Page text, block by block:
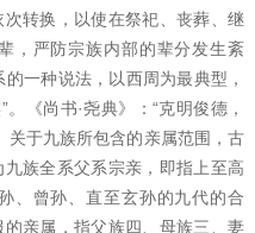
转换，以使在祭祀、丧葬、继
，严防宗族内部的辈分发生紊
一种说法，以西周为最典型，
《尚书·尧典》：“克明俊德，
于九族所包含的亲属范围，古
族全系父系宗亲，即指上至高
、曾孙、直至玄孙的九代的合
亲属，指父族四、母族三、妻